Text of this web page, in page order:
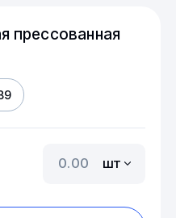
прессованная
шт